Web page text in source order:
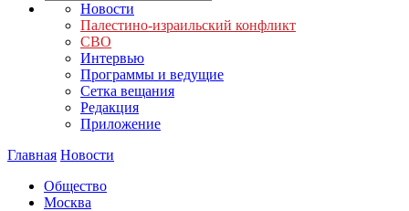
Новости
Палестино-израильский конфликт
СВО
Интервью
Программы и ведущие
Сетка вещания
Редакция
Приложение
Главная Новости
Общество
Москва